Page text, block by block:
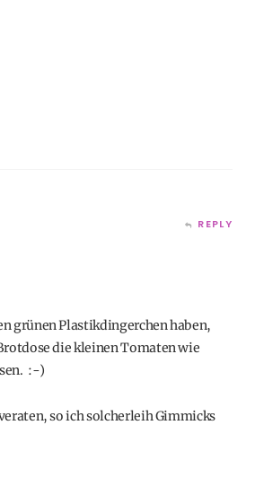
REPLY
grünen Plastikdingerchen haben,
die kleinen Tomaten wie
:-)
so ich solcherleih Gimmicks